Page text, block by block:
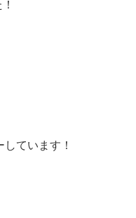
ています！